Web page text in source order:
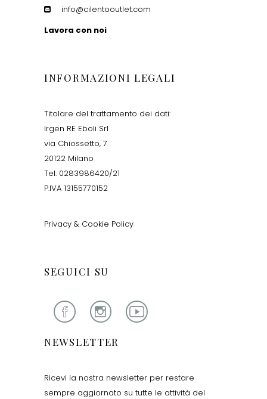
info@cilentooutlet.com
Lavora con noi
INFORMAZIONI LEGALI
Titolare del trattamento dei dati:
Irgen RE Eboli Srl
via Chiossetto, 7
20122 Milano
Tel. 0283986420/21
P.IVA 13155770152
Privacy & Cookie Policy
SEGUICI SU
NEWSLETTER
Ricevi la nostra newsletter per restare
sempre aggiornato su tutte le attività del